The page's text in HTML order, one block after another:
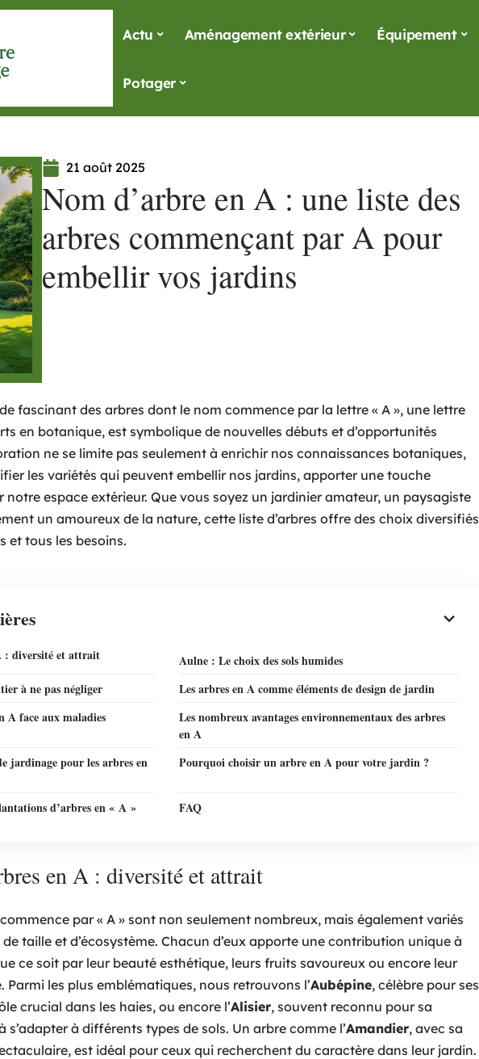
Actu Aménagement extérieur Équipement
Potager
21 août 2025
Nom d’arbre en A : une liste des
arbres commençant par A pour
embellir vos jardins
fascinant des arbres dont le nom commence par la lettre « A », une lettre
en botanique, est symbolique de nouvelles débuts et d’opportunités
ne se limite pas seulement à enrichir nos connaissances botaniques,
les variétés qui peuvent embellir nos jardins, apporter une touche
espace extérieur. Que vous soyez un jardinier amateur, un paysagiste
un amoureux de la nature, cette liste d’arbres offre des choix diversifiés
et tous les besoins.
: diversité et attrait
Aulne : Le choix des sols humides
à ne pas négliger
Les arbres en A comme éléments de design de jardin
A face aux maladies
Les nombreux avantages environnementaux des arbres
en A
jardinage pour les arbres en
Pourquoi choisir un arbre en A pour votre jardin ?
d’arbres en « A » FAQ
en A : diversité et attrait
par « A » sont non seulement nombreux, mais également variés
taille et d’écosystème. Chacun d’eux apporte une contribution unique à
ce soit par leur beauté esthétique, leurs fruits savoureux ou encore leur
Parmi les plus emblématiques, nous retrouvons l’Aubépine, célèbre pour ses
crucial dans les haies, ou encore l’Alisier, souvent reconnu pour sa
à différents types de sols. Un arbre comme l’Amandier, avec sa
est idéal pour ceux qui recherchent du caractère dans leur jardin.